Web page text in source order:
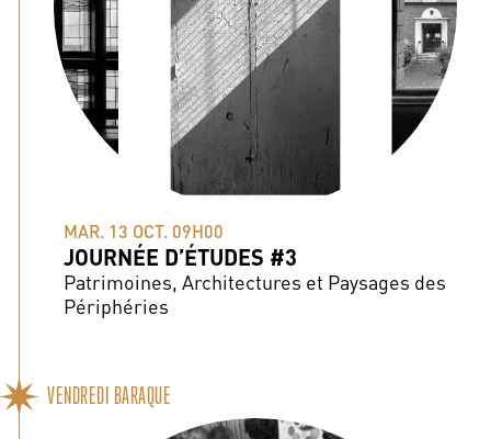
MAR. 13 OCT. 09H00
JOURNÉE D’ÉTUDES #3
Patrimoines, Architectures et Paysages des
Périphéries
VENDREDI BARAQUE